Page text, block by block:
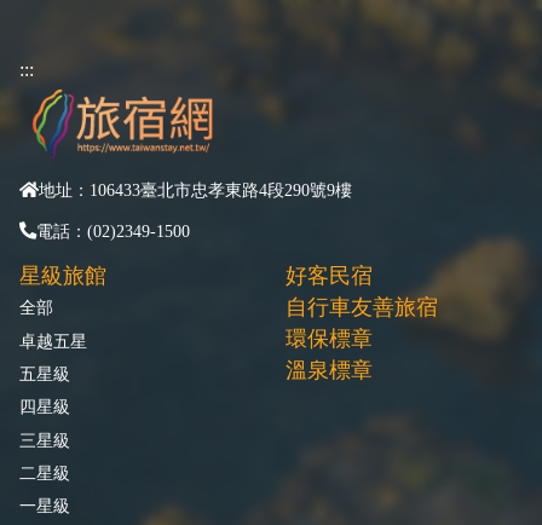
:::
地址：106433臺北市忠孝東路4段290號9樓
電話：(02)2349-1500
星級旅館
全部
卓越五星
五星級
四星級
三星級
二星級
一星級
好客民宿
自行車友善旅宿
環保標章
溫泉標章